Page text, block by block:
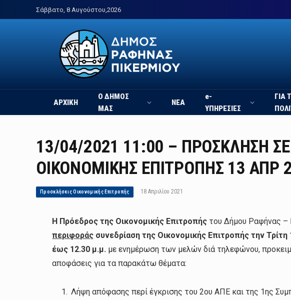
Σάββατο, 8 Αυγούστου,2026
ΑΡΧΙΚΗ
Ο ΔΗΜΟΣ
ΜΑΣ
ΝΕΑ
e-
ΥΠΗΡΕΣΙΕΣ
ΓΙΑ
13/04/2021 11:00 – ΠΡΟΣΚΛΗΣΗ
ΟΙΚΟΝΟΜΙΚΗΣ ΕΠΙΤΡΟΠΗΣ 13 ΑΠΡ
Προσκλήσεις Οικονομικής Επιτροπής 18 Απριλίου 2021
Η Πρόεδρος της Οικονομικής Επιτροπής του Δήμου Ραφήνας –
περιφοράς συνεδρίαση της Οικονομικής Επιτροπής την Τρίτη
έως 12.30 μ.μ. με ενημέρωση των μελών διά τηλεφώνου,
αποφάσεις για τα παρακάτω θέματα:
Λήψη απόφασης περί έγκρισης του 2ου ΑΠΕ και της 1ης